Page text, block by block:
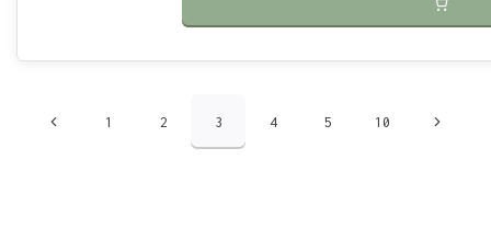
1 2 3 4 5 10